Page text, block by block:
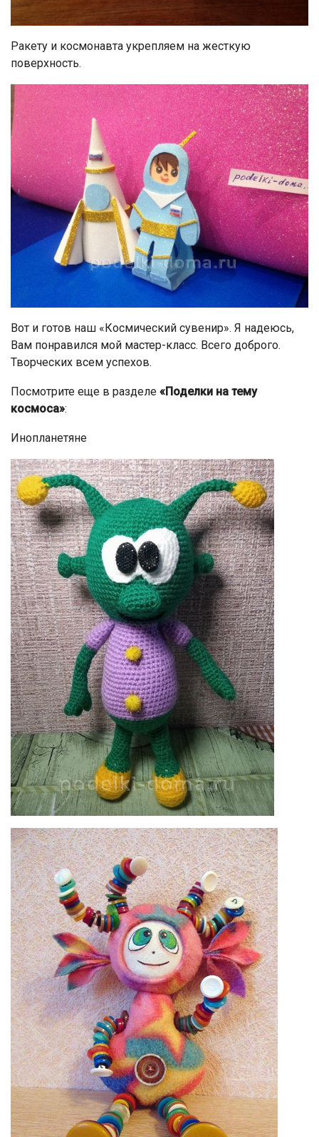
Ракету и космонавта укрепляем на жесткую
поверхность.
Вот и готов наш «Космический сувенир». Я надеюсь,
Вам понравился мой мастер-класс. Всего доброго.
Творческих всем успехов.
Посмотрите еще в разделе «Поделки на тему
космоса»:
Инопланетяне